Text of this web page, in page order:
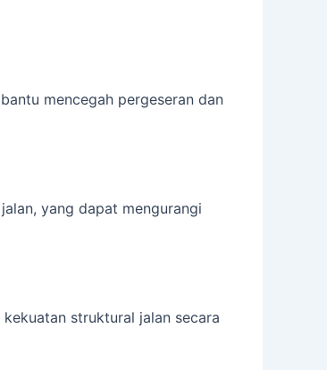
mencegah pergeseran dan
yang dapat mengurangi
struktural jalan secara